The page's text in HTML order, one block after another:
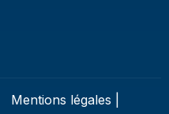
Mentions légales